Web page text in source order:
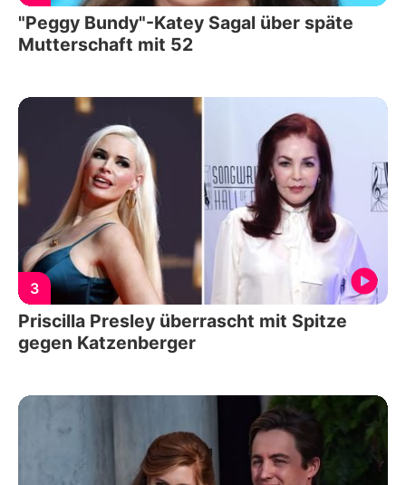
"Peggy Bundy"-Katey Sagal über späte
Mutterschaft mit 52
3
Priscilla Presley überrascht mit Spitze
gegen Katzenberger